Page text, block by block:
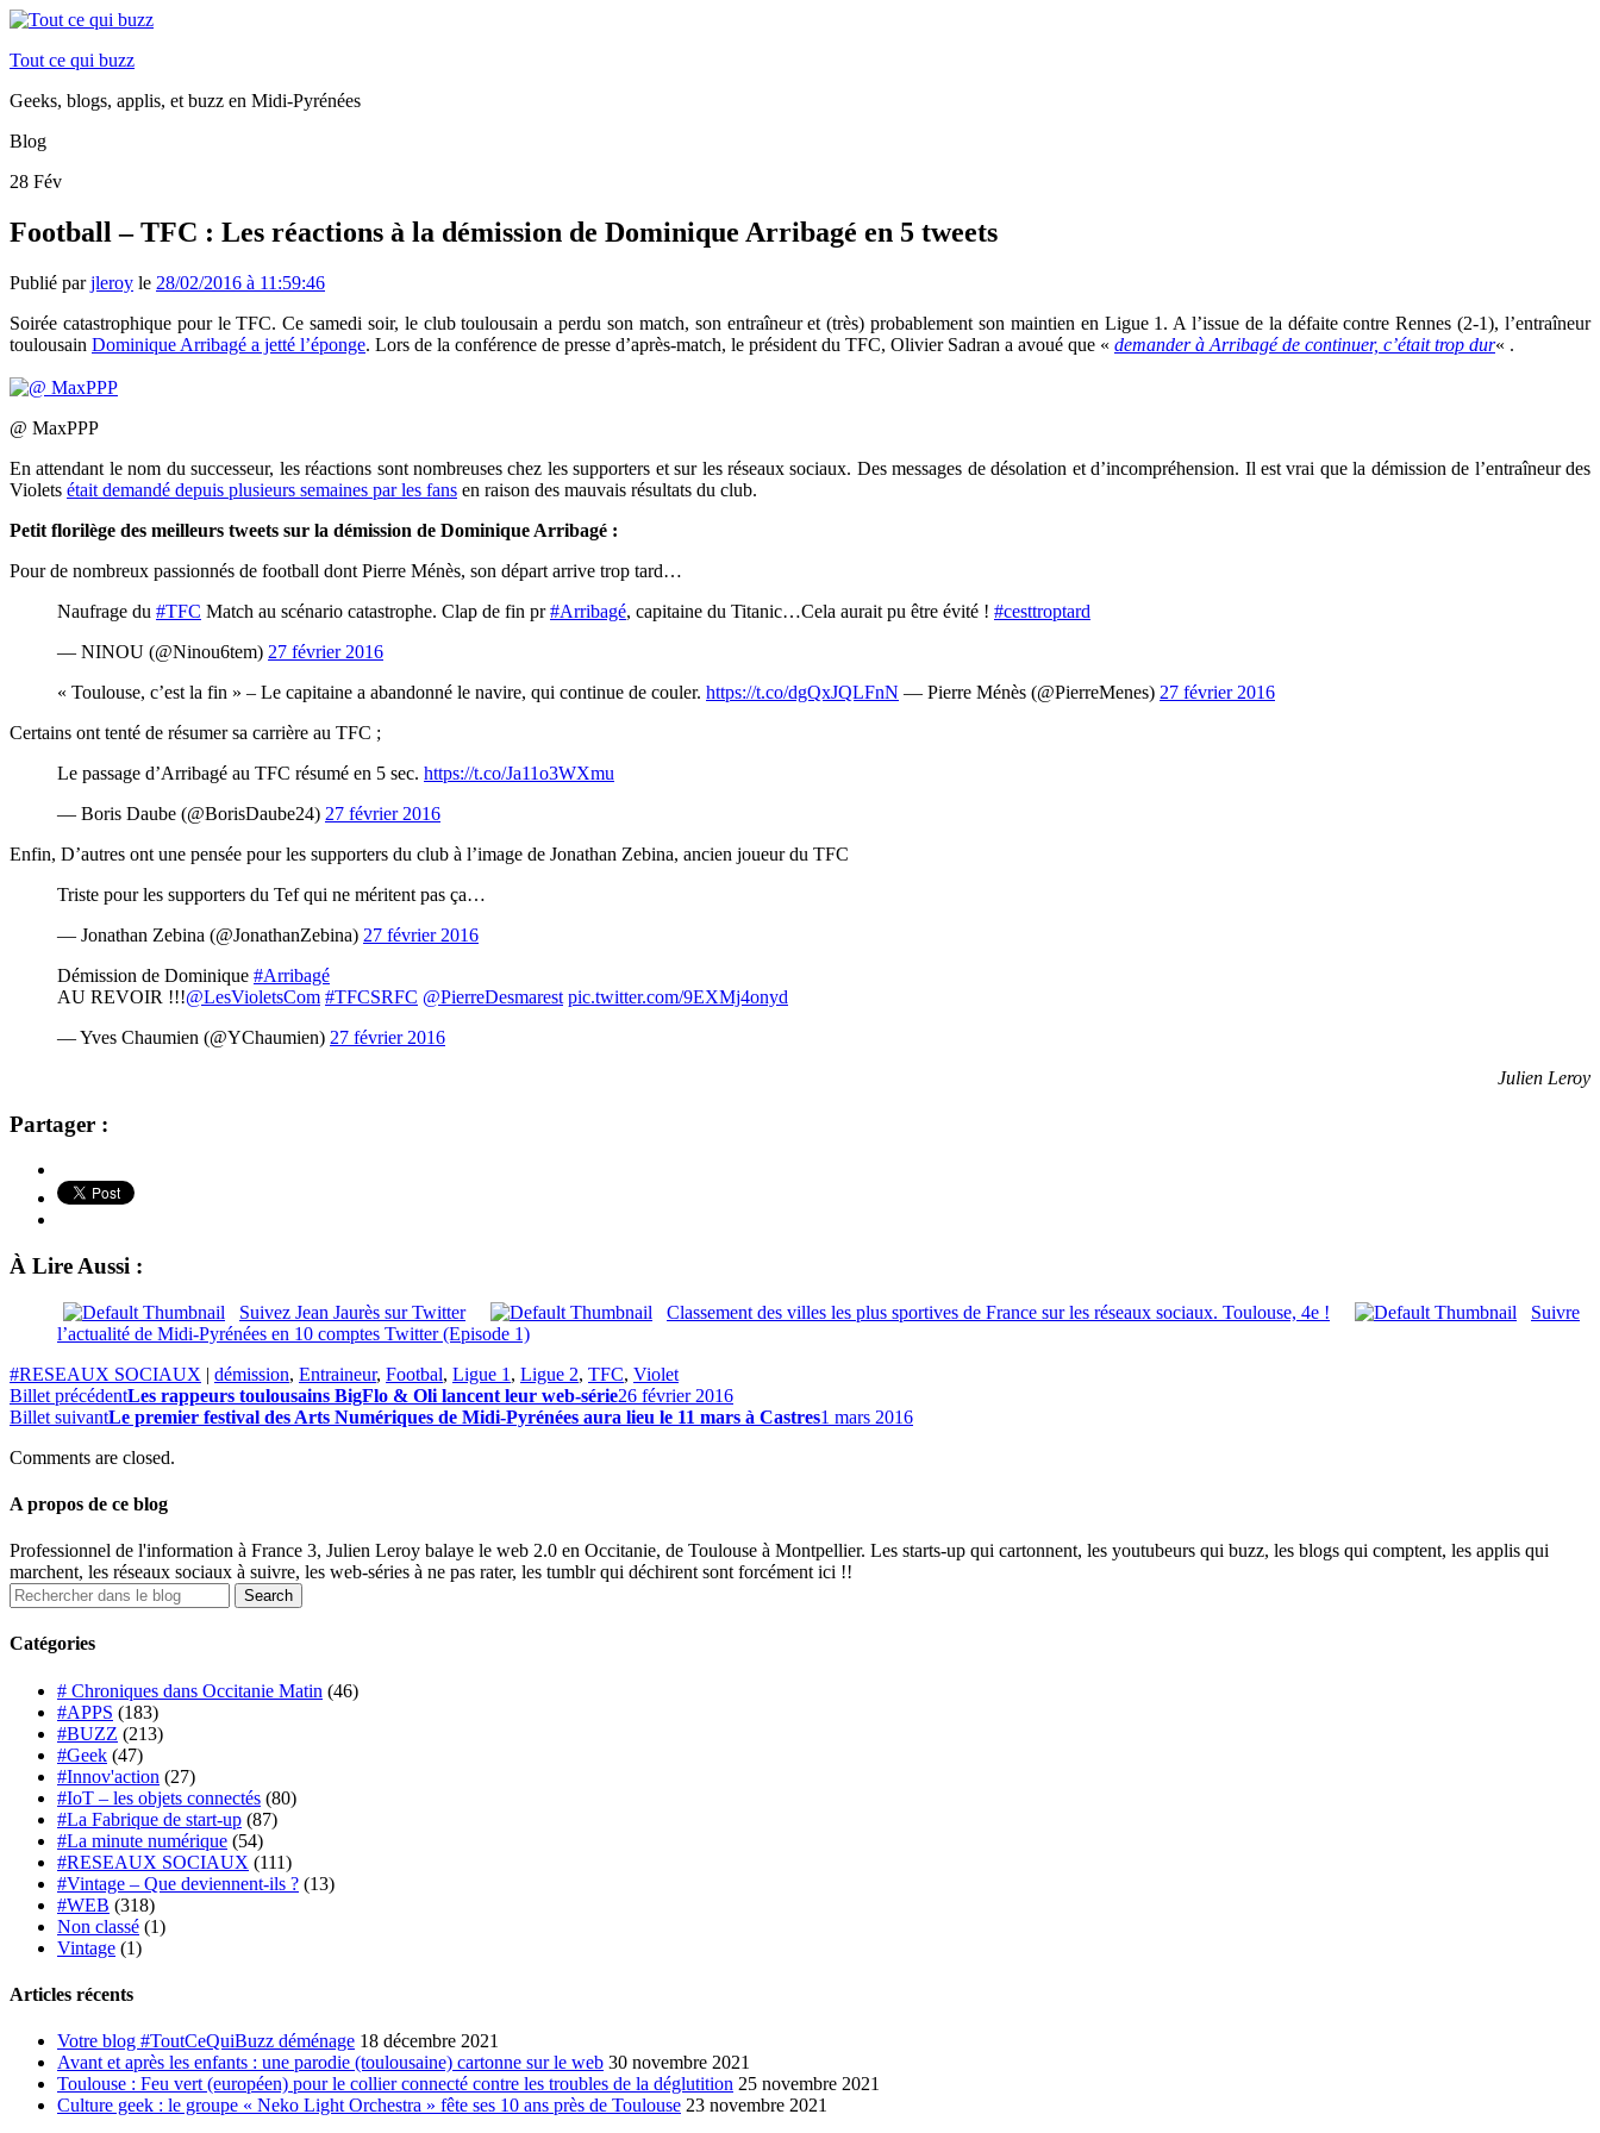
Tout ce qui buzz
Geeks, blogs, applis, et buzz en Midi-Pyrénées
Blog
28 Fév
Football – TFC : Les réactions à la démission de Dominique Arribagé en 5 tweets
Publié parjleroy le 28/02/2016 à 11:59:46
Soirée catastrophique pour le TFC. Ce samedi soir, le club toulousain a perdu son match, son entraîneur et (très) probablement son maintien en Ligue 1. A l’issue de la défaite contre Rennes (2-1), l’entraîneur
toulousain Dominique Arribagé a jetté l’éponge. Lors de la conférence de presse d’après-match, le président du TFC, Olivier Sadran a avoué que « demander à Arribagé de continuer, c’était trop dur« .
@ MaxPPP
En attendant le nom du successeur, les réactions sont nombreuses chez les supporters et sur les réseaux sociaux. Des messages de désolation et d’incompréhension. Il est vrai que la démission de l’entraîneur des
Violets était demandé depuis plusieurs semaines par les fans en raison des mauvais résultats du club.
Petit florilège des meilleurs tweets sur la démission de Dominique Arribagé :
Pour de nombreux passionnés de football dont Pierre Ménès, son départ arrive trop tard…
Naufrage du #TFC Match au scénario catastrophe. Clap de fin pr#Arribagé, capitaine du Titanic…Cela aurait pu être évité ! #cesttroptard
— NINOU (@Ninou6tem) 27 février 2016
« Toulouse, c’est la fin » – Le capitaine a abandonné le navire, qui continue de couler. https://t.co/dgQxJQLFnN — Pierre Ménès (@PierreMenes) 27 février 2016
Certains ont tenté de résumer sa carrière au TFC ;
Le passage d’Arribagé au TFC résumé en 5 sec. https://t.co/Ja11o3WXmu
— Boris Daube (@BorisDaube24) 27 février 2016
Enfin, D’autres ont une pensée pour les supporters du club à l’image de Jonathan Zebina, ancien joueur du TFC
Triste pour les supporters du Tef qui ne méritent pas ça…
— Jonathan Zebina (@JonathanZebina) 27 février 2016
Démission de Dominique #Arribagé
AU REVOIR !!!@LesVioletsCom #TFCSRFC @PierreDesmarest pic.twitter.com/9EXMj4onyd
— Yves Chaumien (@YChaumien) 27 février 2016
Julien Leroy
Partager :
À Lire Aussi :
Suivez Jean Jaurès sur Twitter Classement des villes les plus sportives de France sur les réseaux sociaux. Toulouse, 4e !
Suivre
l’actualité de Midi-Pyrénées en 10 comptes Twitter (Episode 1)
#RESEAUX SOCIAUX | démission, Entraineur, Footbal, Ligue 1 , Ligue 2, TFC, Violet
Billet précédentLes rappeurs toulousains BigFlo & Oli lancent leur web-série26 février 2016
Billet suivantLe premier festival des Arts Numériques de Midi-Pyrénées aura lieu le 11 mars à Castres1 mars 2016
Comments are closed.
A propos de ce blog
Professionnel de l'information à France 3, Julien Leroy balaye le web 2.0 en Occitanie, de Toulouse à Montpellier. Les starts-up qui cartonnent, les youtubeurs qui buzz, les blogs qui comptent, les applis qui
marchent, les réseaux sociaux à suivre, les web-séries à ne pas rater, les tumblr qui déchirent sont forcément ici !!
Catégories
# Chroniques dans Occitanie Matin (46)
#APPS (183)
#BUZZ (213)
#Geek (47)
#Innov'action (27)
#IoT – les objets connectés (80)
#La Fabrique de start-up (87)
#La minute numérique (54)
#RESEAUX SOCIAUX (111)
#Vintage – Que deviennent-ils ? (13)
#WEB (318)
Non classé (1)
Vintage (1)
Articles récents
Votre blog #ToutCeQuiBuzz déménage 18 décembre 2021
Avant et après les enfants : une parodie (toulousaine) cartonne sur le web 30 novembre 2021
Toulouse : Feu vert (européen) pour le collier connecté contre les troubles de la déglutition 25 novembre 2021
Culture geek : le groupe « Neko Light Orchestra » fête ses 10 ans près de Toulouse 23 novembre 2021